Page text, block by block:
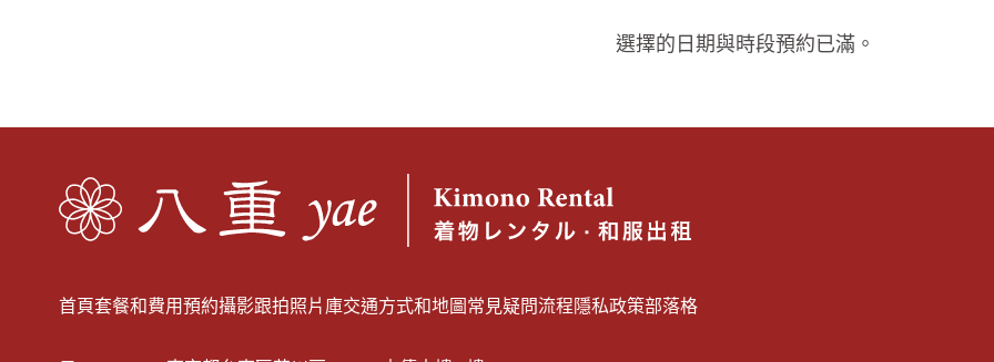
選擇的日期與時段預約已滿。
首頁套餐和費用預約攝影跟拍照片庫交通方式和地圖常見疑問流程隱私政策部落格